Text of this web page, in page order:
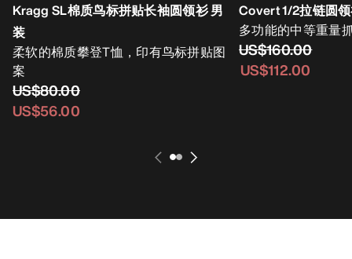
Kragg SL棉质鸟标拼贴长袖圆领衫 男
装
柔软的棉质攀登T恤，印有鸟标拼贴图
案
US$80.00
US$56.00
Covert 1/2拉链圆
多功能的中等重量
US$160.00
US$112.00